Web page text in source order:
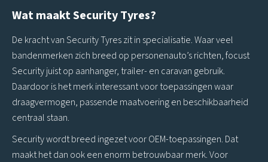
Wat maakt Security Tyres?
De kracht van Security Tyres zit in specialisatie. Waar veel
bandenmerken zich breed op personenauto’s richten, focust
Security juist op aanhanger, trailer- en caravan gebruik.
Daardoor is het merk interessant voor toepassingen waar
draagvermogen, passende maatvoering en beschikbaarheid
centraal staan.
Security wordt breed ingezet voor OEM-toepassingen. Dat
maakt het dan ook een enorm betrouwbaar merk. Voor